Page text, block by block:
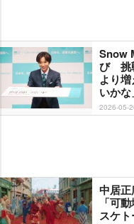
Snow
び 挑
より
いかな
2026-05-
中居
「可
スケ